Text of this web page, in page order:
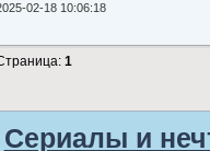
02-18 10:06:18
1
Сериалы и